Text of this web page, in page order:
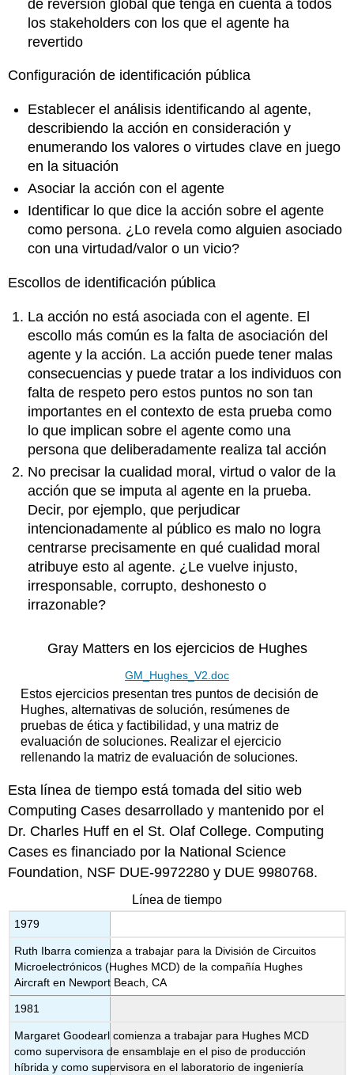
de reversión global que tenga en cuenta a todos
los stakeholders con los que el agente ha
revertido
Configuración de identificación pública
Establecer el análisis identificando al agente,
describiendo la acción en consideración y
enumerando los valores o virtudes clave en juego
en la situación
Asociar la acción con el agente
Identificar lo que dice la acción sobre el agente
como persona. ¿Lo revela como alguien asociado
con una virtudad/valor o un vicio?
Escollos de identificación pública
La acción no está asociada con el agente. El
escollo más común es la falta de asociación del
agente y la acción. La acción puede tener malas
consecuencias y puede tratar a los individuos con
falta de respeto pero estos puntos no son tan
importantes en el contexto de esta prueba como
lo que implican sobre el agente como una
persona que deliberadamente realiza tal acción
No precisar la cualidad moral, virtud o valor de la
acción que se imputa al agente en la prueba.
Decir, por ejemplo, que perjudicar
intencionadamente al público es malo no logra
centrarse precisamente en qué cualidad moral
atribuye esto al agente. ¿Le vuelve injusto,
irresponsable, corrupto, deshonesto o
irrazonable?
Gray Matters en los ejercicios de Hughes
GM_Hughes_V2.doc
Estos ejercicios presentan tres puntos de decisión de
Hughes, alternativas de solución, resúmenes de
pruebas de ética y factibilidad, y una matriz de
evaluación de soluciones. Realizar el ejercicio
rellenando la matriz de evaluación de soluciones.
Esta línea de tiempo está tomada del sitio web
Computing Cases desarrollado y mantenido por el
Dr. Charles Huff en el St. Olaf College. Computing
Cases es financiado por la National Science
Foundation, NSF DUE-9972280 y DUE 9980768.
Línea de tiempo
1979
Ruth Ibarra comienza a trabajar para la División de Circuitos
Microelectrónicos (Hughes MCD) de la compañía Hughes
Aircraft en Newport Beach, CA
1981
Margaret Goodearl comienza a trabajar para Hughes MCD
como supervisora de ensamblaje en el piso de producción
híbrida y como supervisora en el laboratorio de ingeniería